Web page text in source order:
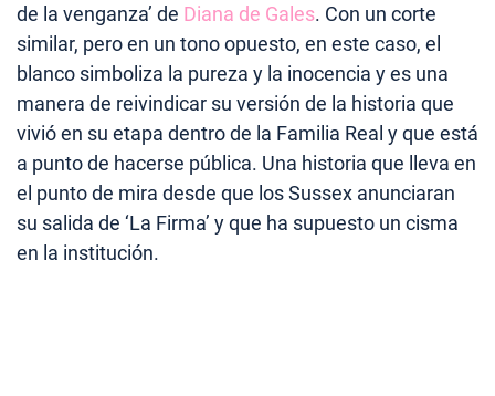
de la venganza’ de Diana de Gales. Con un corte
similar, pero en un tono opuesto, en este caso, el
blanco simboliza la pureza y la inocencia y es una
manera de reivindicar su versión de la historia que
vivió en su etapa dentro de la Familia Real y que está
a punto de hacerse pública. Una historia que lleva en
el punto de mira desde que los Sussex anunciaran
su salida de ‘La Firma’ y que ha supuesto un cisma
en la institución.